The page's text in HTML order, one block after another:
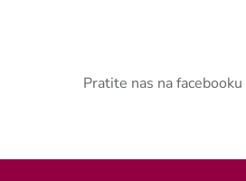
Pratite nas na facebooku